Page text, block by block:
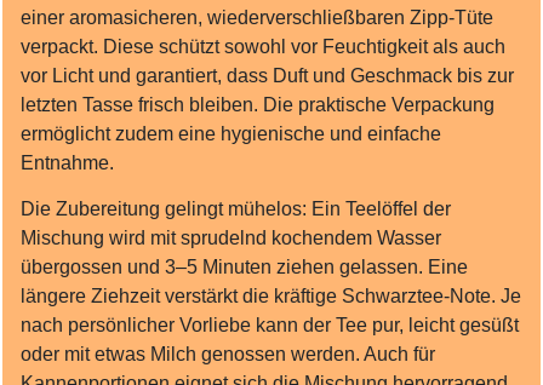
einer aromasicheren, wiederverschließbaren Zipp‑Tüte
verpackt. Diese schützt sowohl vor Feuchtigkeit als auch
vor Licht und garantiert, dass Duft und Geschmack bis zur
letzten Tasse frisch bleiben. Die praktische Verpackung
ermöglicht zudem eine hygienische und einfache
Entnahme.
Die Zubereitung gelingt mühelos: Ein Teelöffel der
Mischung wird mit sprudelnd kochendem Wasser
übergossen und 3–5 Minuten ziehen gelassen. Eine
längere Ziehzeit verstärkt die kräftige Schwarztee‑Note. Je
nach persönlicher Vorliebe kann der Tee pur, leicht gesüßt
oder mit etwas Milch genossen werden. Auch für